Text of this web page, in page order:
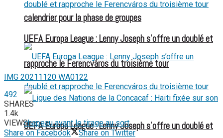
calendrier pour la phase de groupes
UEFA Europa League : Lenny Joseph s’offre un doublé et
UEFA Europa League : Lenny Joseph s’offre un doublé et
rapproche le Ferencváros du troisième tour
IMG 20211120 WA0122
492
SHARES
1.4k
VIEWS
Share on Facebook
Share on Twitter